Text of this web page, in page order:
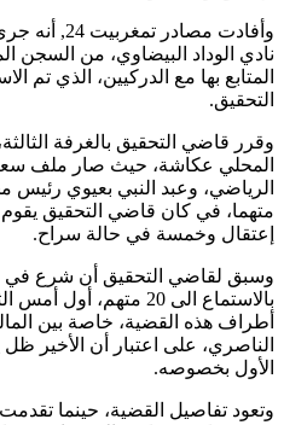
وأفادت
نادي الوداد البيضاوي، من السجن
المتابع بها مع الدركيين، الذي
التحقيق.
وقرر قاضي التحقيق بالغرفة
المحلي عكاشة، حيث صار ملف
إعتقال وخمسة في حالة سراح.
وسبق لقاضي التحقيق أن شرع في
بالاستماع الى 20 متهم،
أطراف هذه القضية، خاصة بين
الناصري، على اعتبار أن الأخير
الأول بخصوصه.
وتعود تفاصيل القضية، حينما